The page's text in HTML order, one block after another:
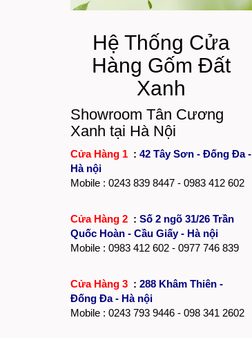
Hệ Thống Cửa
Hàng Gốm Đất
Xanh
Showroom Tân Cương
Xanh tại Hà Nội
Cửa Hàng 1 : 42 Tây Sơn - Đống Đa -
Hà nội
Mobile : 0243 839 8447 - 0983 412 602
Cửa Hàng 2 : Số 2 ngõ 31/26 Trần
Quốc Hoàn - Cầu Giấy - Hà nội
Mobile : 0983 412 602 - 0977 746 839
Cửa Hàng 3 : 288 Khâm Thiên -
Đống Đa - Hà nội
Mobile : 0243 793 9446 - 098 341 2602